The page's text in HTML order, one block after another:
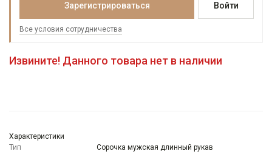
Зарегистрироваться Войти
Все условия сотрудничества
Извините! Данного товара нет в наличии
Характеристики
Тип
Сорочка мужская длинный рукав